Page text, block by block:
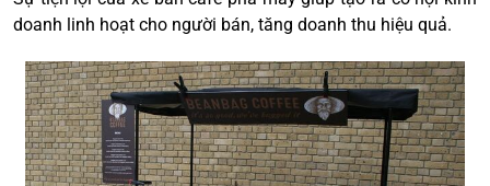
doanh linh hoạt cho người bán, tăng doanh thu hiệu quả.